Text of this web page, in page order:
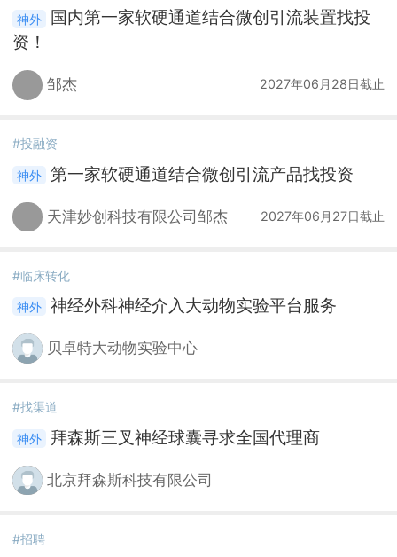
国内第一家软硬通道结合微创引流装置找投
资！
邹杰 2027年06月28日截止
#投融资
第一家软硬通道结合微创引流产品找投资
天津妙创科技有限公司邹杰 2027年06月27日截止
#临床转化
神经外科神经介入大动物实验平台服务
贝卓特大动物实验中心
#找渠道
拜森斯三叉神经球囊寻求全国代理商
北京拜森斯科技有限公司
#招聘